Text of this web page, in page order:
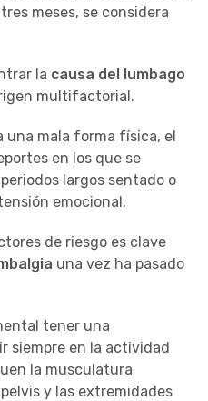
meses, se considera
la causa del lumbago
multifactorial.
una mala forma física, el
en los que se
largos sentado o
emocional.
de riesgo es clave
una vez ha pasado
tener una
siempre en la actividad
la musculatura
y las extremidades